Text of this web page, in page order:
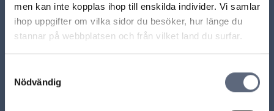
men kan inte kopplas ihop till enskilda individer. Vi samlar
ihop uppgifter om vilka sidor du besöker, hur länge du
stannar på webbplatsen och från vilket land du surfar.
Nödvändig
Vad händer om jag är sen med betalning av ett
kreditköp/avbetalning?
räntefri delbetalning?